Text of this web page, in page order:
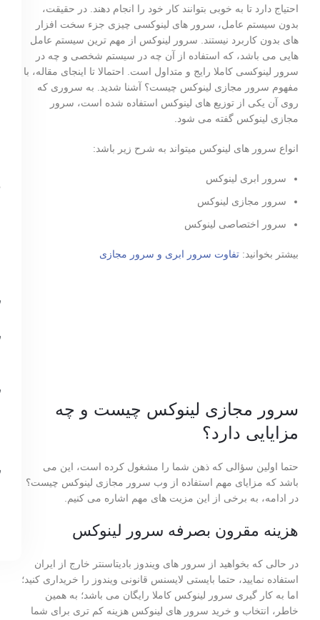
احتیاج دارد تا به خوبی بتوانند کار خود را انجام دهند. در حقیقت،
بدون سیستم ‌عامل، سرور های لینوکسی چیزی جزء سخت‌ افزار
های بدون کاربرد نیستند. سرور لینوکس از مهم ترین سیستم ‌عامل
‌هایی می باشد، که استفاده از آن چه در سیستم ‌شخصی و چه در
سرور لینوکسی کاملا رایج و متداول است. احتمالا تا اینجای مقاله، با
مفهوم سرور مجازی لینوکس چیست؟ آشنا شدید. به سروری که
روی آن یکی از توزیع ‌های لینوکس استفاده شده است، سرور
مجازی لینوکس گفته می شود.
انواع سرور های لینوکس میتواند به شرح زیر باشد:
سرور ابری لینوکس
سرور مجازی لینوکس
سرور اختصاصی لینوکس
بیشتر بخوانید: تفاوت سرور ابری و سرور مجازی
سرور مجازی لینوکس چیست و چه
مزایایی دارد؟
حتما اولین سؤالی که ذهن شما را مشغول کرده است، این می
باشد که مزایای مهم استفاده از وب سرور مجازی لینوکس چیست؟
در‌ ادامه، به برخی از این مزیت های مهم اشاره می کنیم.
هزینه مقرون ‌بصرفه سرور لینوکس
در حالی که بخواهید از سرور های ویندوز بادیتاسنتر خارج از ایران
استفاده نمایید، حتما بایستی لایسنس قانونی ویندوز را خریداری کنید؛
اما به کار گیری سرور لینوکس کاملا رایگان می باشد؛ به همین
خاطر، انتخاب و خرید سرور های لینوکس هزینه کم تری برای شما